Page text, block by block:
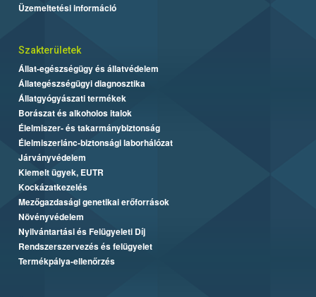
Üzemeltetési információ
Szakterületek
Állat-egészségügy és állatvédelem
Állategészségügyi diagnosztika
Állatgyógyászati termékek
Borászat és alkoholos italok
Élelmiszer- és takarmánybiztonság
Élelmiszerlánc-biztonsági laborhálózat
Járványvédelem
Kiemelt ügyek, EUTR
Kockázatkezelés
Mezőgazdasági genetikai erőforrások
Növényvédelem
Nyilvántartási és Felügyeleti Díj
Rendszerszervezés és felügyelet
Termékpálya-ellenőrzés